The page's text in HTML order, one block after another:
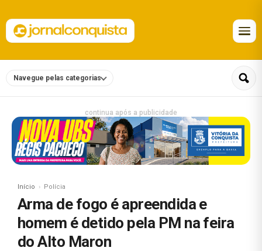
Navegue pelas categorias
continua após a publicidade
Início Polícia
Arma de fogo é apreendida e
homem é detido pela PM na feira
do Alto Maron